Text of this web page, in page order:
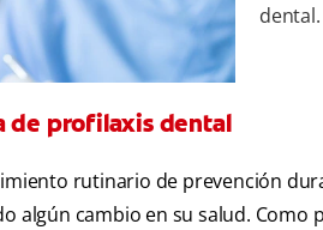
dental.
de profilaxis dental
rutinario de prevención
algún cambio en su salud.